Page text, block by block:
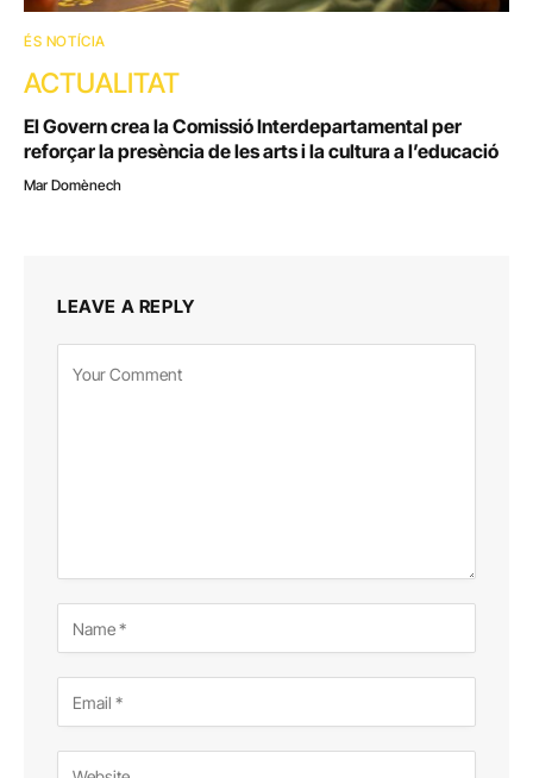
ÉS NOTÍCIA
ACTUALITAT
El Govern crea la Comissió Interdepartamental per
reforçar la presència de les arts i la cultura a l’educació
Mar Domènech
LEAVE A REPLY